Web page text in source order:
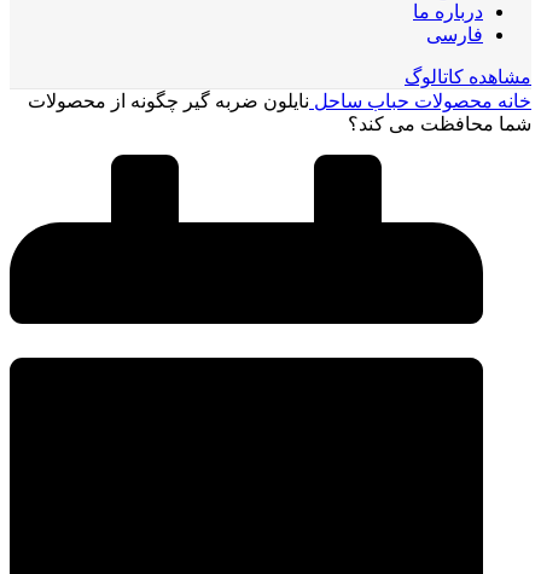
درباره ما
فارسی
مشاهده کاتالوگ
خانه محصولات حباب ساحل نایلون ضربه گیر چگونه از محصولات
شما محافظت می‌ کند؟